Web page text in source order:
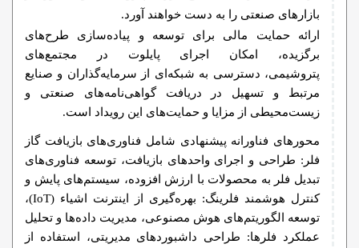
بازارهای صنعتی را به دست خواهند آورد.
ارائه حمایت مالی برای توسعه و پیاده‌سازی طرح‌های
برگزیده، امکان اجرای پایلوت در مجتمع‌های
پتروشیمی، دسترسی به شبکه‌ای از سرمایه‌گذاران و صنایع
مرتبط و تسهیل در دریافت گواهی‌نامه‌های صنعتی و
زیست‌محیطی از مزایا و حمایت‌های این رویداد است.
محورهای فناورانه پیشنهادی شامل فناوری‌های بازیافت گاز
فلر: طراحی و اجرای واحدهای بازیافت، توسعه فناوری‌های
تبدیل فلر به محصولات با ارزش افزوده، سیستم‌های پایش و
کنترل هوشمند فلرینگ: بهره‌گیری از اینترنت اشیاء (IoT)،
توسعه الگوریتم‌های هوش مصنوعی، مدیریت داده‌ها و تحلیل
عملکرد فلرها: طراحی داشبوردهای مدیریتی، استفاده از